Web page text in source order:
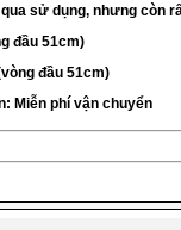
sử dụng, nhưng còn
đầu 51cm)
đầu 51cm)
Miễn phí vận chuyển